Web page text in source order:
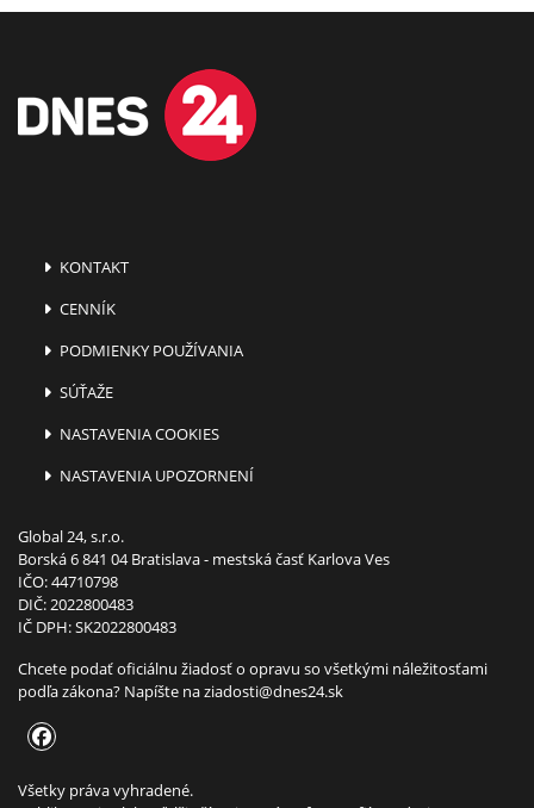
KONTAKT
CENNÍK
PODMIENKY POUŽÍVANIA
SÚŤAŽE
NASTAVENIA COOKIES
NASTAVENIA UPOZORNENÍ
Global 24, s.r.o.
Borská 6 841 04 Bratislava - mestská časť Karlova Ves
IČO: 44710798
DIČ: 2022800483
IČ DPH: SK2022800483
Chcete podať oficiálnu žiadosť o opravu so všetkými náležitosťami
podľa zákona? Napíšte naziadosti@dnes24.sk
Všetky práva vyhradené.